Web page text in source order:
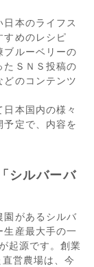
本のライフス
すめのレシピ
ブルーベリーの
たＳＮＳ投稿の
のコンテンツ
本国内の様々
予定で、内容を
シルバーバ
があるシルバ
生産最大手の一
起源です。創業
営農場は、今